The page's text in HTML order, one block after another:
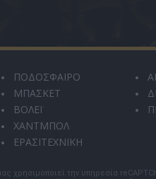
ΠΟΔΟΣΦΑΙΡΟ
ΜΠΑΣΚΕΤ
ΒΟΛΕΪ
ΧΑΝΤΜΠΟΛ
ΕΡΑΣΙΤΕΧΝΙΚΗ
χρησιμοποιεί την υπηρεσία